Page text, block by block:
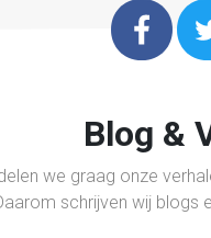
Blog &
we graag onze
schrijven wij blogs